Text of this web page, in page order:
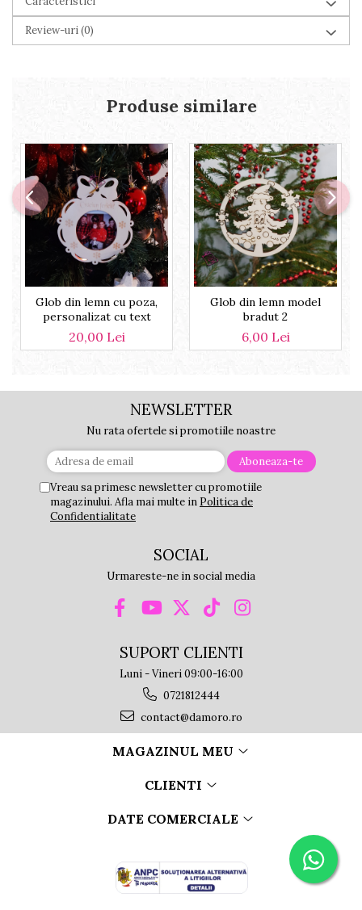
Review-uri(0)
Produse similare
Glob din lemn cu poza,
personalizat cu text
20,00 Lei
Glob din lemn model
bradut 2
6,00 Lei
NEWSLETTER
Nu rata ofertele si promotiile noastre
Vreau sa primesc newsletter cu promotiile
magazinului. Afla mai multe in Politica de
Confidentialitate
SOCIAL
Urmareste-ne in social media
SUPORT CLIENTI
Luni - Vineri 09:00-16:00
0721812444
contact@damoro.ro
MAGAZINUL MEU
CLIENTI
DATE COMERCIALE